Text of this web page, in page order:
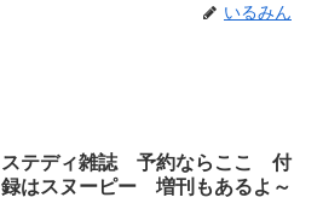
いるみん
ステディ雑誌 予約ならここ 付
録はスヌーピー 増刊もあるよ～